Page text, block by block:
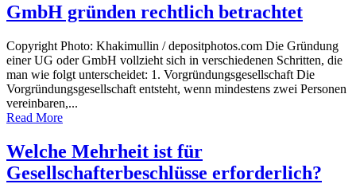
GmbH gründen rechtlich betrachtet
Copyright Photo: Khakimullin / depositphotos.com Die Gründung
einer UG oder GmbH vollzieht sich in verschiedenen Schritten, die
man wie folgt unterscheidet: 1. Vorgründungsgesellschaft Die
Vorgründungsgesellschaft entsteht, wenn mindestens zwei Personen
vereinbaren,...
Read More
Welche Mehrheit ist für
Gesellschafterbeschlüsse erforderlich?